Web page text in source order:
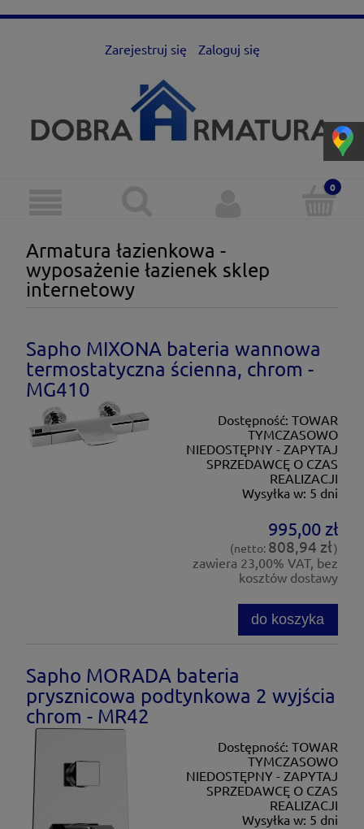
Zarejestruj się Zaloguj się
Armatura łazienkowa -
wyposażenie łazienek sklep
internetowy
Sapho MIXONA bateria wannowa
termostatyczna ścienna, chrom -
MG410
Dostępność: TOWAR
TYMCZASOWO
NIEDOSTĘPNY - ZAPYTAJ
SPRZEDAWCĘ O CZAS
REALIZACJI
Wysyłka w: 5 dni
995,00 zł
(netto: 808,94 zł)
zawiera 23,00% VAT, bez
kosztów dostawy
do koszyka
Sapho MORADA bateria
prysznicowa podtynkowa 2 wyjścia
chrom - MR42
Dostępność: TOWAR
TYMCZASOWO
NIEDOSTĘPNY - ZAPYTAJ
SPRZEDAWCĘ O CZAS
REALIZACJI
Wysyłka w: 5 dni